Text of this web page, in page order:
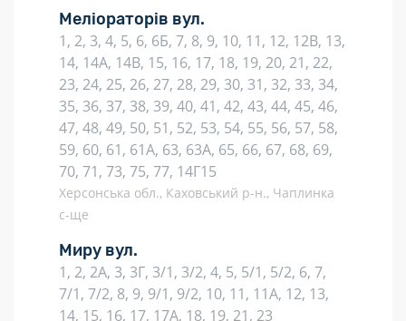
Меліораторів вул.
1, 2, 3, 4, 5, 6, 6Б, 7, 8, 9, 10, 11, 12, 12В, 13,
14, 14А, 14В, 15, 16, 17, 18, 19, 20, 21, 22,
23, 24, 25, 26, 27, 28, 29, 30, 31, 32, 33, 34,
35, 36, 37, 38, 39, 40, 41, 42, 43, 44, 45, 46,
47, 48, 49, 50, 51, 52, 53, 54, 55, 56, 57, 58,
59, 60, 61, 61А, 63, 63А, 65, 66, 67, 68, 69,
70, 71, 73, 75, 77, 14Г15
Херсонська обл., Каховський р-н., Чаплинка
с-ще
Миру вул.
1, 2, 2А, 3, 3Г, 3/1, 3/2, 4, 5, 5/1, 5/2, 6, 7,
7/1, 7/2, 8, 9, 9/1, 9/2, 10, 11, 11А, 12, 13,
14, 15, 16, 17, 17А, 18, 19, 21, 23